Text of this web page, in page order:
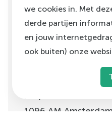
—Vacatures
H.J.E.
123, unit D1.01
1096 AM Amsterdam
we cookies in. Met
derde partijen
en jouw
ook buiten) onze